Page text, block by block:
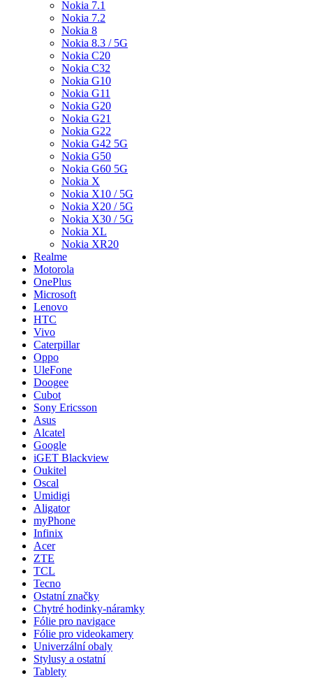
Nokia 7.1
Nokia 7.2
Nokia 8
Nokia 8.3 / 5G
Nokia C20
Nokia C32
Nokia G10
Nokia G11
Nokia G20
Nokia G21
Nokia G22
Nokia G42 5G
Nokia G50
Nokia G60 5G
Nokia X
Nokia X10 / 5G
Nokia X20 / 5G
Nokia X30 / 5G
Nokia XL
Nokia XR20
Realme
Motorola
OnePlus
Microsoft
Lenovo
HTC
Vivo
Caterpillar
Oppo
UleFone
Doogee
Cubot
Sony Ericsson
Asus
Alcatel
Google
iGET Blackview
Oukitel
Oscal
Umidigi
Aligator
myPhone
Infinix
Acer
ZTE
TCL
Tecno
Ostatní značky
Chytré hodinky-náramky
Fólie pro navigace
Fólie pro videokamery
Univerzální obaly
Stylusy a ostatní
Tablety